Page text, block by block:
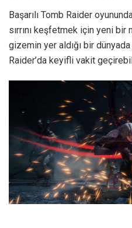
Başarılı Tomb Raider
sırrını keşfetmek için yeni bir
gizemin yer aldığı bir
Raider’da keyifli vakit